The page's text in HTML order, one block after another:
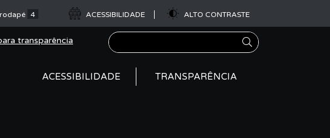
4 ACESSIBILIDADE ALTO CONTRASTE
transparência Pesquisar
ACESSIBILIDADE TRANSPARÊNCIA